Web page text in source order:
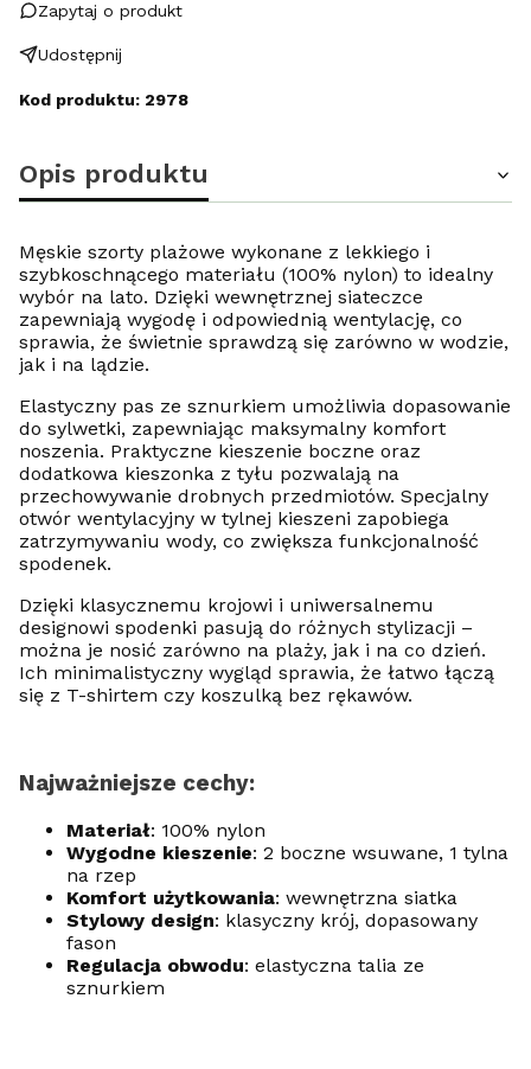
Zapytaj o produkt
Udostępnij
Kod produktu: 2978
Opis produktu
Męskie szorty plażowe wykonane z lekkiego i
szybkoschnącego materiału (100% nylon) to idealny
wybór na lato. Dzięki wewnętrznej siateczce
zapewniają wygodę i odpowiednią wentylację, co
sprawia, że świetnie sprawdzą się zarówno w wodzie,
jak i na lądzie.
Elastyczny pas ze sznurkiem umożliwia dopasowanie
do sylwetki, zapewniając maksymalny komfort
noszenia. Praktyczne kieszenie boczne oraz
dodatkowa kieszonka z tyłu pozwalają na
przechowywanie drobnych przedmiotów. Specjalny
otwór wentylacyjny w tylnej kieszeni zapobiega
zatrzymywaniu wody, co zwiększa funkcjonalność
spodenek.
Dzięki klasycznemu krojowi i uniwersalnemu
designowi spodenki pasują do różnych stylizacji –
można je nosić zarówno na plaży, jak i na co dzień.
Ich minimalistyczny wygląd sprawia, że łatwo łączą
się z T-shirtem czy koszulką bez rękawów.
Najważniejsze cechy:
Materiał: 100% nylon
Wygodne kieszenie: 2 boczne wsuwane, 1 tylna
na rzep
Komfort użytkowania: wewnętrzna siatka
Stylowy design: klasyczny krój, dopasowany
fason
Regulacja obwodu: elastyczna talia ze
sznurkiem